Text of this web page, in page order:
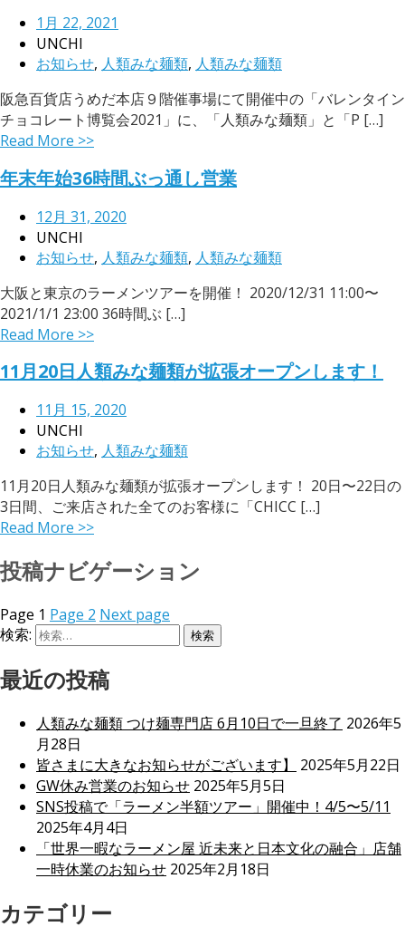
1月 22, 2021
UNCHI
お知らせ, 人類みな麺類, 人類みな麺類
阪急百貨店うめだ本店９階催事場にて開催中の「バレンタイン
チョコレート博覧会2021」に、「人類みな麺類」と「P […]
Read More >>
年末年始36時間ぶっ通し営業
12月 31, 2020
UNCHI
お知らせ, 人類みな麺類, 人類みな麺類
大阪と東京のラーメンツアーを開催！ 2020/12/31 11:00〜
2021/1/1 23:00 36時間ぶ […]
Read More >>
11月20日人類みな麺類が拡張オープンします！
11月 15, 2020
UNCHI
お知らせ, 人類みな麺類
11月20日人類みな麺類が拡張オープンします！ 20日〜22日の
3日間、ご来店された全てのお客様に「CHICC […]
Read More >>
投稿ナビゲーション
Page 1 Page 2 Next page
検索:
最近の投稿
人類みな麺類 つけ麺専門店 6月10日で一旦終了 2026年5
月28日
皆さまに大きなお知らせがございます】
2025年5月22日
GW休み営業のお知らせ 2025年5月5日
SNS投稿で「ラーメン半額ツアー」開催中！4/5〜5/11
2025年4月4日
「世界一暇なラーメン屋 近未来と日本文化の融合」店舗
一時休業のお知らせ 2025年2月18日
カテゴリー